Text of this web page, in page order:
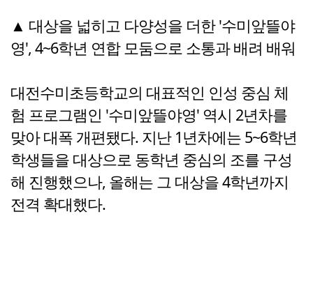
▲ 대상을 넓히고 다양성을 더한 '수미앞뜰야
영', 4~6학년 연합 모둠으로 소통과 배려 배워
대전수미초등학교의 대표적인 인성 중심 체
험 프로그램인 '수미앞뜰야영' 역시 2년차를
맞아 대폭 개편됐다. 지난 1년차에는 5~6학년
학생들을 대상으로 동학년 중심의 조를 구성
해 진행했으나, 올해는 그 대상을 4학년까지
전격 확대했다.